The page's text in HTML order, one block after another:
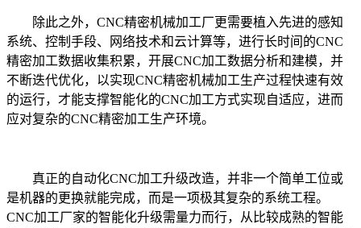
除此之外，CNC精密机械加工厂更需要植入先进的感知
系统、控制手段、网络技术和云计算等，进行长时间的CNC
精密加工数据收集积累，开展CNC加工数据分析和建模，并
不断迭代优化，以实现CNC精密机械加工生产过程快速有效
的运行，才能支撑智能化的CNC加工方式实现自适应，进而
应对复杂的CNC精密加工生产环境。
真正的自动化CNC加工升级改造，并非一个简单工位或
是机器的更换就能完成，而是一项极其复杂的系统工程。
CNC加工厂家的智能化升级需量力而行，从比较成熟的智能